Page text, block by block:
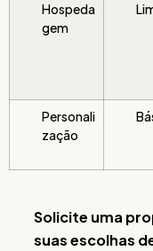
Hospeda
gem
Personali
zação
Solicite uma
suas escolhas